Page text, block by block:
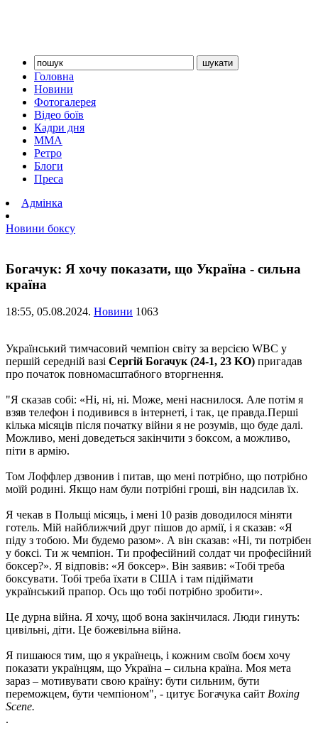
Головна
Новини
Фотогалерея
Відео боїв
Кадри дня
ММА
Ретро
Блоги
Преса
Адмінка
Новини боксу
Богачук: Я хочу показати, що Україна - сильна
країна
18:55, 05.08.2024. Новини 1063
Український тимчасовий чемпіон світу за версією WBC у
першій середній вазі Сергій Богачук (24-1, 23 KO) пригадав
про початок повномасштабного вторгнення.
"Я сказав собі: «Ні, ні, ні. Може, мені наснилося. Але потім я
взяв телефон і подивився в інтернеті, і так, це правда.Перші
кілька місяців після початку війни я не розумів, що буде далі.
Можливо, мені доведеться закінчити з боксом, а можливо,
піти в армію.
Том Лоффлер дзвонив і питав, що мені потрібно, що потрібно
моїй родині. Якщо нам були потрібні гроші, він надсилав їх.
Я чекав в Польщі місяць, і мені 10 разів доводилося міняти
готель. Мій найближчий друг пішов до армії, і я сказав: «Я
піду з тобою. Ми будемо разом». А він сказав: «Ні, ти потрібен
у боксі. Ти ж чемпіон. Ти професійний солдат чи професійний
боксер?». Я відповів: «Я боксер». Він заявив: «Тобі треба
боксувати. Тобі треба їхати в США і там підіймати
український прапор. Ось що тобі потрібно зробити».
Це дурна війна. Я хочу, щоб вона закінчилася. Люди гинуть:
цивільні, діти. Це божевільна війна.
Я пишаюся тим, що я українець, і кожним своїм боєм хочу
показати українцям, що Україна – сильна країна. Моя мета
зараз – мотивувати свою країну: бути сильним, бути
переможцем, бути чемпіоном", - цитує Богачука сайт Boxing
Scene.
.